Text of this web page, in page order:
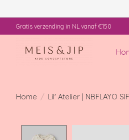
Gratis verzending in NL vanaf €150
Home / Lil' Atelier | NBFLAYO